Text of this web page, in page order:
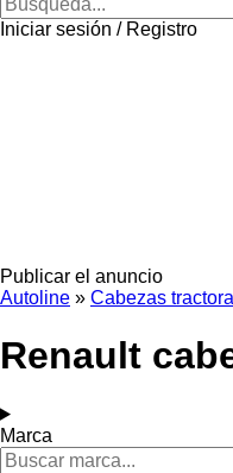
Iniciar sesión / Registro
Publicar el anuncio
Autoline » Cabezas
Renault
Marca